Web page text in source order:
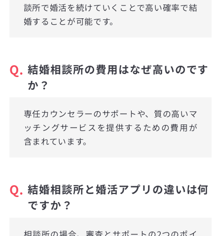
談所で婚活を続けていくことで高い確率で結
婚することが可能です。
Q. 結婚相談所の費用はなぜ高いのです
か？
専任カウンセラーのサポートや、質の高いマ
ッチングサービスを提供するための費用が
含まれています。
Q. 結婚相談所と婚活アプリの違いは何
ですか？